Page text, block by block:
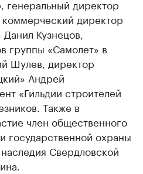
генеральный директор
директор
Кузнецов,
группы «Самолет» в
Шулев, директор
Андрей
«Гильдии строителей
Также в
член общественного
государственной охраны
Свердловской